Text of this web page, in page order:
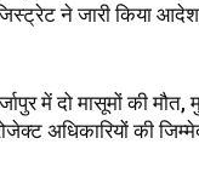
ने जारी किया आदेश
में दो मासूमों की
अधिकारियों की